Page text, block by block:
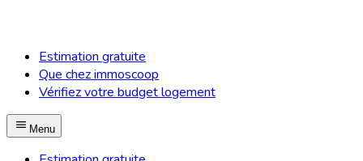
Estimation gratuite
Que chez immoscoop
Vérifiez votre budget logement
Menu